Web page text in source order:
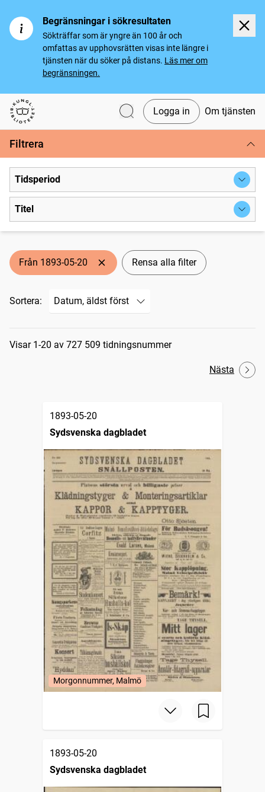
Begränsningar i sökresultaten
Sökträffar som är yngre än 100 år och
omfattas av upphovsrätten visas inte längre i
tjänsten när du söker på distans. Läs mer om
begränsningen.
Svenska tidningar
Logga in Om tjänsten
Filtrera
Tidsperiod
Titel
Från 1893-05-20 Rensa alla filter
Sortera:
Sökresultat
Visar 1-20 av 727 509 tidningsnummer
Nästa
1893-05-20
Sydsvenska dagbladet
Morgonnummer, Malmö
1893-05-20
Sydsvenska dagbladet